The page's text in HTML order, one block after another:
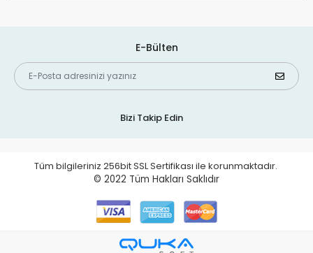
E-Bülten
Bizi Takip Edin
Tüm bilgileriniz 256bit SSL Sertifikası ile korunmaktadır.
© 2022 Tüm Hakları Saklıdır